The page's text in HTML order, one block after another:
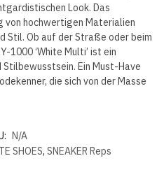
Look. Das
von hochwertigen Materialien
Ob auf der Straße oder beim
1000 ‘White Multi’ ist ein
Ein Must-Have
die sich von der Masse
N/A
SHOES, SNEAKER Reps